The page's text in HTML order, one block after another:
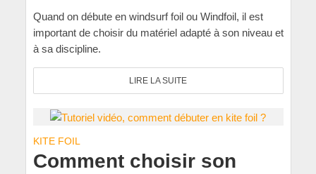
Quand on débute en windsurf foil ou Windfoil, il est
important de choisir du matériel adapté à son niveau et
à sa discipline.
LIRE LA SUITE
KITE FOIL
Comment choisir son